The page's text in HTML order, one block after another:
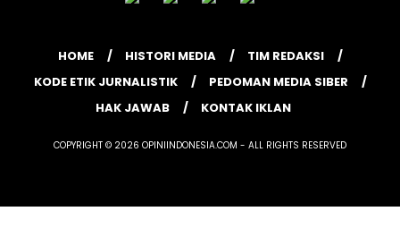
HOME HISTORI MEDIA
TIM REDAKSI
KODE ETIK JURNALISTIK
PEDOMAN MEDIA SIBER
HAK JAWAB
KONTAK IKLAN
COPYRIGHT © 2026 OPINIINDONESIA.COM - ALL RIGHTS RESERVED